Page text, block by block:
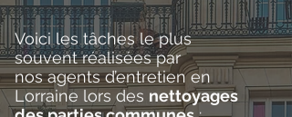
Voici les tâches le plus
souvent réalisées par
nos agents d’entretien en
Lorraine lors des nettoyages